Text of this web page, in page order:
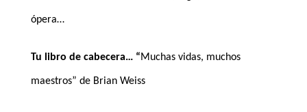
ópera…
Tu libro de cabecera… “Muchas vidas, muchos
maestros” de Brian Weiss